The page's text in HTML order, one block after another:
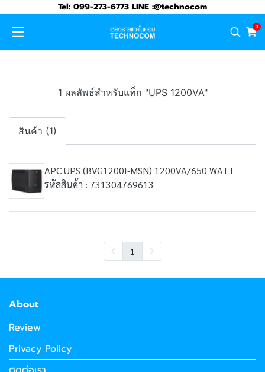
Tel: 099-273-6773 LINE :@technocom
0
1 ผลลัพธ์สำหรับแท็ก "UPS 1200VA"
สินค้า (1)
APC UPS (BVG1200I-MSN) 1200VA/650 WATT
รหัสสินค้า : 731304769613
1
About
Review
Privacy Policy